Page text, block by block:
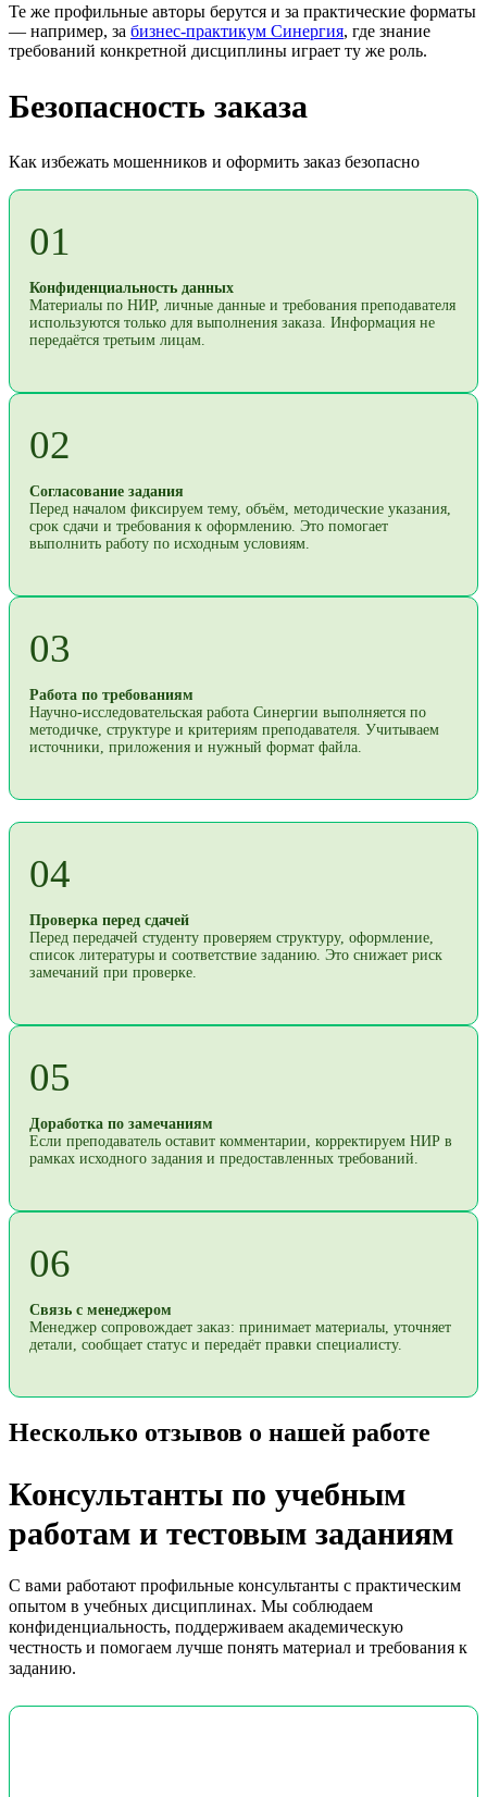
Те же профильные авторы берутся и за практические форматы
— например, за бизнес-практикум Синергия, где знание
требований конкретной дисциплины играет ту же роль.
Безопасность заказа
Как избежать мошенников и оформить заказ безопасно
01
Конфиденциальность данных
Материалы по НИР, личные данные и требования преподавателя
используются только для выполнения заказа. Информация не
передаётся третьим лицам.
02
Согласование задания
Перед началом фиксируем тему, объём, методические указания,
срок сдачи и требования к оформлению. Это помогает
выполнить работу по исходным условиям.
03
Работа по требованиям
Научно-исследовательская работа Синергии выполняется по
методичке, структуре и критериям преподавателя. Учитываем
источники, приложения и нужный формат файла.
04
Проверка перед сдачей
Перед передачей студенту проверяем структуру, оформление,
список литературы и соответствие заданию. Это снижает риск
замечаний при проверке.
05
Доработка по замечаниям
Если преподаватель оставит комментарии, корректируем НИР в
рамках исходного задания и предоставленных требований.
06
Связь с менеджером
Менеджер сопровождает заказ: принимает материалы, уточняет
детали, сообщает статус и передаёт правки специалисту.
Несколько отзывов о нашей работе
Консультанты по учебным
работам и тестовым заданиям
С вами работают профильные консультанты с практическим
опытом в учебных дисциплинах. Мы соблюдаем
конфиденциальность, поддерживаем академическую
честность и помогаем лучше понять материал и требования к
заданию.